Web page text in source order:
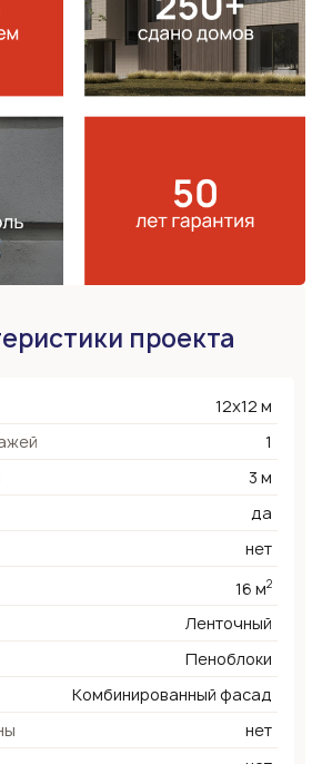
проекта
12х12 м
1
3 м
да
нет
16 м2
Ленточный
Пеноблоки
Комбинированный фасад
нет